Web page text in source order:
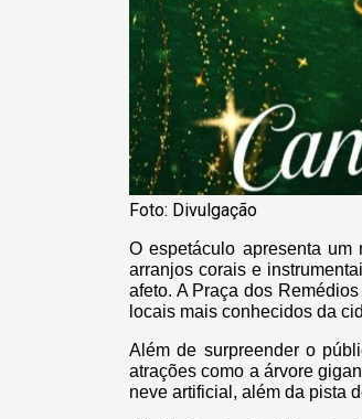
Foto: Divulgação
O espetáculo apresenta um
arranjos corais e
afeto. A Praça dos
locais mais conhecidos da
Além de surpreender o
atrações como a árvore
neve artificial, além da pista